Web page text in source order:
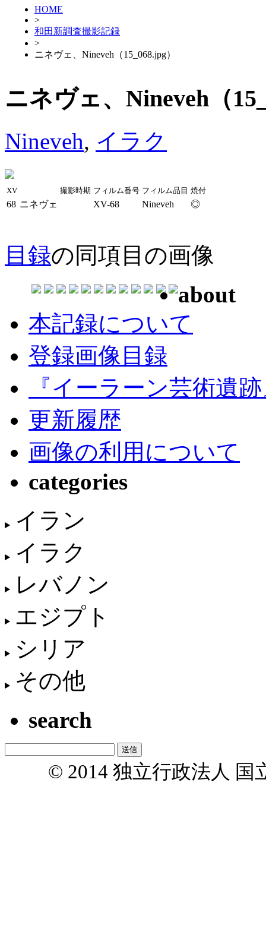
HOME
>
和田新調査撮影記録
>
ニネヴェ、Nineveh（15_068.jpg）
ニネヴェ、Nineveh（
Nineveh, イラク
XV 撮影時期 フィルム番号 フィルム品目 焼付
68 ニネヴェ XV-68 Nineveh ◎
目録の同項目の画像
about
本記録について
登録画像目録
『イーラーン芸術遺
更新履歴
画像の利用について
categories
イラン
イラク
レバノン
エジプト
シリア
その他
search
© 2014 独立行政法人 国